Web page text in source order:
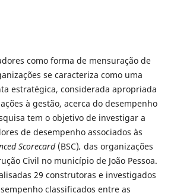
como forma de mensuração de
se caracteriza como uma
estratégica, considerada apropriada
à gestão, acerca do desempenho
tem o objetivo de investigar a
de desempenho associados às
Scorecard (BSC), das organizações
Civil no município de João Pessoa.
29 construtoras e investigados
classificados entre as